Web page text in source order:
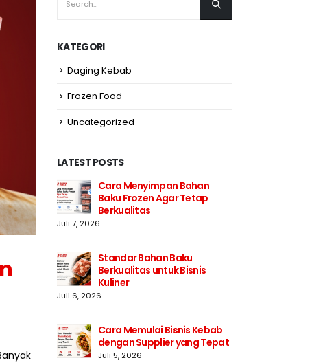
KATEGORI
Daging Kebab
Frozen Food
Uncategorized
LATEST POSTS
Cara Menyimpan Bahan
Baku Frozen Agar Tetap
Berkualitas
Juli 7, 2026
Standar Bahan Baku
Berkualitas untuk Bisnis
Kuliner
Juli 6, 2026
Cara Memulai Bisnis Kebab
dengan Supplier yang Tepat
Juli 5, 2026